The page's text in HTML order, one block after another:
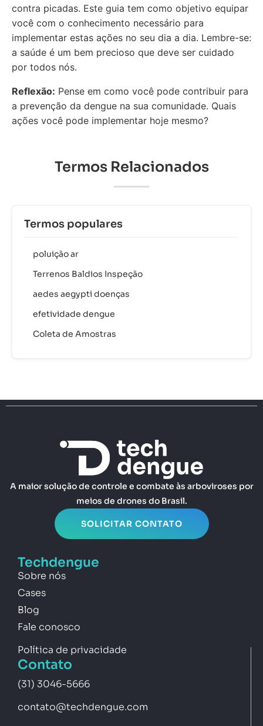
contra picadas. Este guia tem como objetivo equipar
você com o conhecimento necessário para
implementar estas ações no seu dia a dia. Lembre-se:
a saúde é um bem precioso que deve ser cuidado
por todos nós.
Reflexão: Pense em como você pode contribuir para
a prevenção da dengue na sua comunidade. Quais
ações você pode implementar hoje mesmo?
Termos Relacionados
Termos populares
poluição ar
Terrenos Baldios Inspeção
aedes aegypti doenças
efetividade dengue
Coleta de Amostras
A maior solução de controle e combate às arboviroses por
meios de drones do Brasil.
SOLICITAR CONTATO
Techdengue
Sobre nós
Cases
Blog
Fale conosco
Política de privacidade
Contato
(31) 3046-5666
contato@techdengue.com